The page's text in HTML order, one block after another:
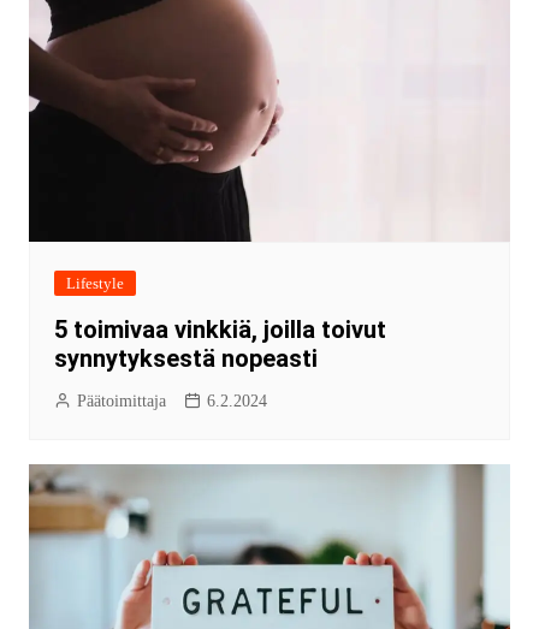
Lifestyle
5 toimivaa vinkkiä, joilla toivut
synnytyksestä nopeasti
Päätoimittaja 6.2.2024